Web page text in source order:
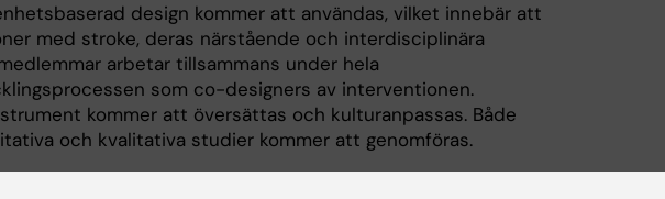
design kommer att användas, vilket innebär att
med stroke, deras närstående och interdisciplinära
arbetar tillsammans under hela
som co-designers av interventionen.
kommer att översättas och kulturanpassas. Både
och kvalitativa studier kommer att genomföras.